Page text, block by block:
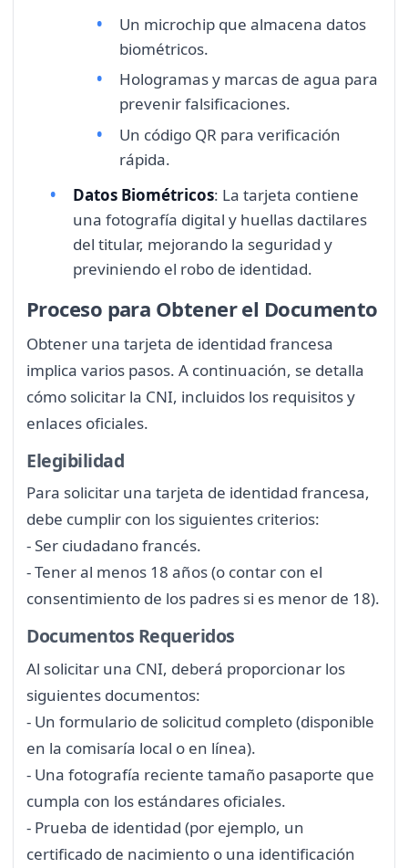
Un microchip que almacena datos
biométricos.
Hologramas y marcas de agua para
prevenir falsificaciones.
Un código QR para verificación
rápida.
Datos Biométricos: La tarjeta contiene
una fotografía digital y huellas dactilares
del titular, mejorando la seguridad y
previniendo el robo de identidad.
Proceso para Obtener el Documento
Obtener una tarjeta de identidad francesa
implica varios pasos. A continuación, se detalla
cómo solicitar la CNI, incluidos los requisitos y
enlaces oficiales.
Elegibilidad
Para solicitar una tarjeta de identidad francesa,
debe cumplir con los siguientes criterios:
- Ser ciudadano francés.
- Tener al menos 18 años (o contar con el
consentimiento de los padres si es menor de 18).
Documentos Requeridos
Al solicitar una CNI, deberá proporcionar los
siguientes documentos:
- Un formulario de solicitud completo (disponible
en la comisaría local o en línea).
- Una fotografía reciente tamaño pasaporte que
cumpla con los estándares oficiales.
- Prueba de identidad (por ejemplo, un
certificado de nacimiento o una identificación